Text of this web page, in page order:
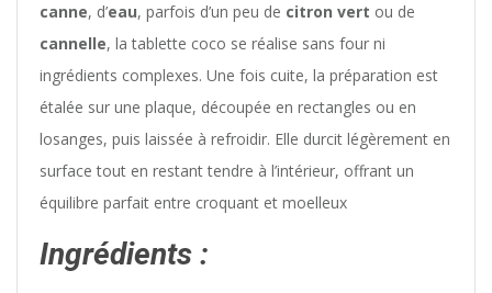
canne, d’eau, parfois d’un peu de citron vert ou de
cannelle, la tablette coco se réalise sans four ni
ingrédients complexes. Une fois cuite, la préparation est
étalée sur une plaque, découpée en rectangles ou en
losanges, puis laissée à refroidir. Elle durcit légèrement en
surface tout en restant tendre à l’intérieur, offrant un
équilibre parfait entre croquant et moelleux
Ingrédients :